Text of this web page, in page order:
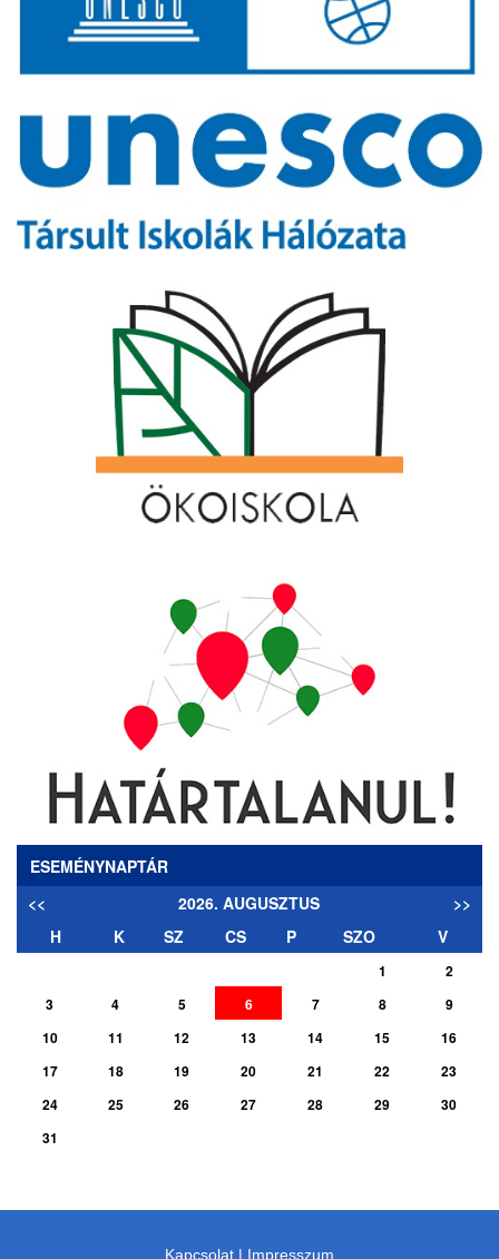
ESEMÉNYNAPTÁR
<<
2026. AUGUSZTUS
>>
H
K SZ CS P SZO V
1
2
3
4 5 6 7 8
9
10
11 12 13 14 15
16
17
18 19 20 21 22
23
24
25 26 27 28 29
30
31
Kapcsolat | Impresszum